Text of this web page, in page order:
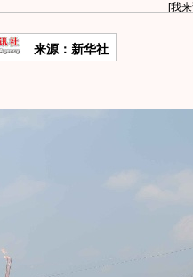
[我
来源：新华社